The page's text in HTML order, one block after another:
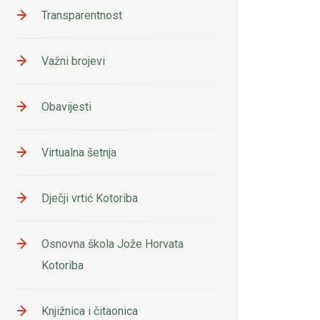
Transparentnost
Važni brojevi
Obavijesti
Virtualna šetnja
Dječji vrtić Kotoriba
Osnovna škola Jože Horvata
Kotoriba
Knjižnica i čitaonica